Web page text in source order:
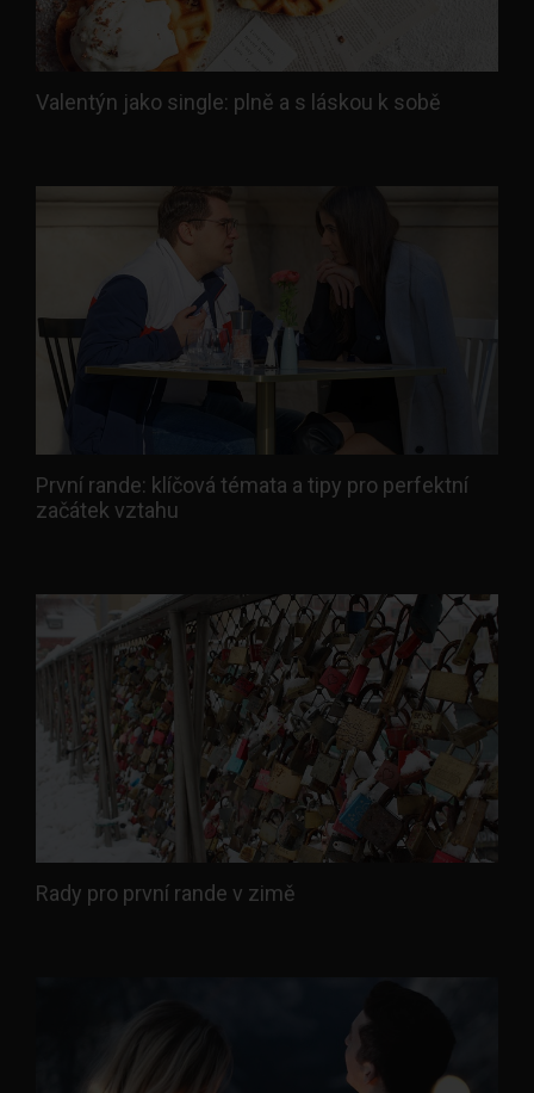
Valentýn jako single: plně a s láskou k sobě
První rande: klíčová témata a tipy pro perfektní
začátek vztahu
Rady pro první rande v zimě